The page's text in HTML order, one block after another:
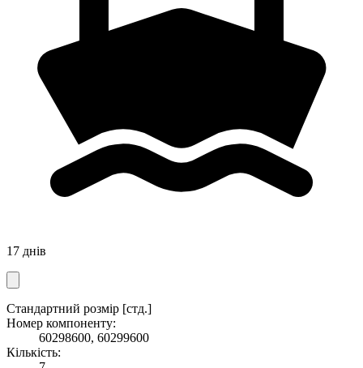
17 днів
Стандартний розмір [стд.]
Номер компоненту:
60298600, 60299600
Кількість: